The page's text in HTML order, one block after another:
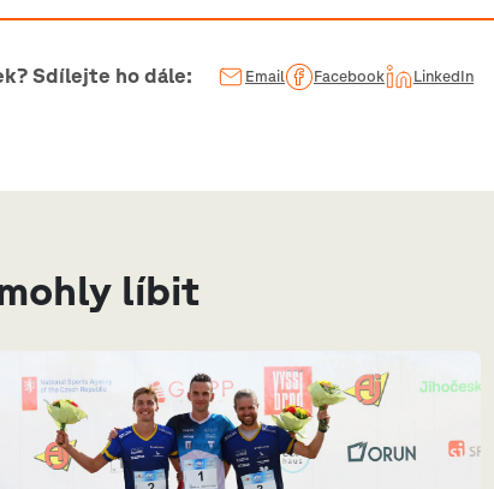
Sdílejte ho dále: Email Facebook LinkedIn
líbit